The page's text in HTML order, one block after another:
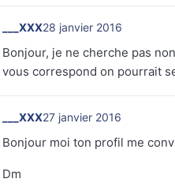
___XXX28 janvier 2016
Bonjour, je ne cherche pas
vous correspond on pourrait
___XXX27 janvier 2016
Bonjour moi ton profil me
Dm